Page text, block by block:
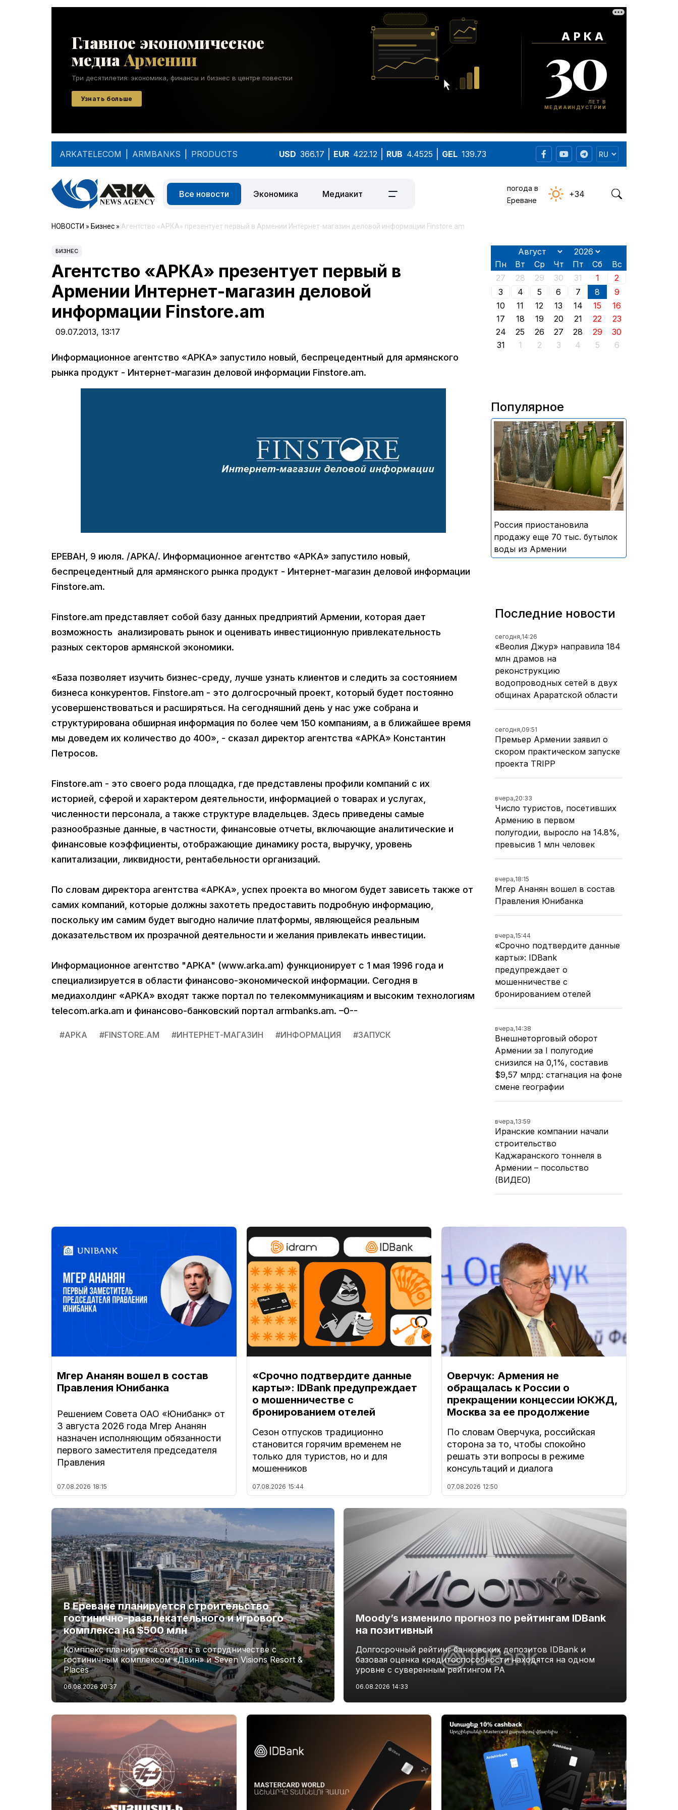
ARKATELECOM ARMBANKS PRODUCTS USD 366.17 EUR 422.12 RUB 4.4525 GEL 139.73
Все новости Экономика Медиакит
погода в
Ереване
+34
НОВОСТИ » Бизнес » Агентство «АРКА» презентует первый в Армении Интернет-магазин деловой информации Finstore.am
БИЗНЕС
Агентство «АРКА» презентует первый в
Армении Интернет-магазин деловой
информации Finstore.am
09.07.2013, 13:17
Информационное агентство «АРКА» запустило новый, беспрецедентный для армянского
рынка продукт - Интернет-магазин деловой информации Finstore.am.
ЕРЕВАН, 9 июля. /АРКА/. Информационное агентство «АРКА» запустило новый,
беспрецедентный для армянского рынка продукт - Интернет-магазин деловой информации
Finstore.am.
Finstore.am представляет собой базу данных предприятий Армении, которая дает
возможность анализировать рынок и оценивать инвестиционную привлекательность
разных секторов армянской экономики.
«База позволяет изучить бизнес-среду, лучше узнать клиентов и следить за состоянием
бизнеса конкурентов. Finstore.am - это долгосрочный проект, который будет постоянно
усовершенствоваться и расширяться. На сегодняшний день у нас уже собрана и
структурирована обширная информация по более чем 150 компаниям, а в ближайшее время
мы доведем их количество до 400», - сказал директор агентства «АРКА» Константин
Петросов.
Finstore.am - это своего рода площадка, где представлены профили компаний с их
историей, сферой и характером деятельности, информацией о товарах и услугах,
численности персонала, а также структуре владельцев. Здесь приведены самые
разнообразные данные, в частности, финансовые отчеты, включающие аналитические и
финансовые коэффициенты, отображающие динамику роста, выручку, уровень
капитализации, ликвидности, рентабельности организаций.
По словам директора агентства «АРКА», успех проекта во многом будет зависеть также от
самих компаний, которые должны захотеть предоставить подробную информацию,
поскольку им самим будет выгодно наличие платформы, являющейся реальным
доказательством их прозрачной деятельности и желания привлекать инвестиции.
Информационное агентство "АРКА" (www.arka.am) функционирует с 1 мая 1996 года и
специализируется в области финансово-экономической информации. Сегодня в
медиахолдинг «АРКА» входят также портал по телекоммуникациям и высоким технологиям
teleсom.arka.am и финансово-банковcкий портал armbanks.am. –0--
#АРКА #FINSTORE.AM #ИНТЕРНЕТ-МАГАЗИН #ИНФОРМАЦИЯ #ЗАПУСК
Пн Вт Ср Чт Пт Сб
Вс
27
28 29 30 31 1
2
3
4 5 6 7 8
9
10
11 12 13 14 15
16
17
18 19 20 21 22
23
24
25 26 27 28 29
30
31
1 2 3 4 5 6
Популярное
В России приостановили
продажу более 70 тыс.
бутылок питьевой воды и
безалкогольных напитков
армянского производства
Россия приостановила
продажу еще 70 тыс. бутылок
воды из Армении
Последние новости
сегодня,14:26
«Веолия Джур» направила 184
млн драмов на
реконструкцию
водопроводных сетей в двух
общинах Араратской области
сегодня,09:51
Премьер Армении заявил о
скором практическом запуске
проекта TRIPP
вчера,20:33
Число туристов, посетивших
Армению в первом
полугодии, выросло на 14.8%,
превысив 1 млн человек
вчера,18:15
Мгер Ананян вошел в состав
Правления Юнибанка
вчера,15:44
«Срочно подтвердите данные
карты»: IDBank
предупреждает о
мошенничестве с
бронированием отелей
вчера,14:38
Внешнеторговый оборот
Армении за I полугодие
снизился на 0,1%, составив
$9,57 млрд: стагнация на фоне
смене географии
вчера,13:59
Иранские компании начали
строительство
Каджаранского тоннеля в
Армении – посольство
(ВИДЕО)
Мгер Ананян вошел в состав
Правления Юнибанка
Решением Совета ОАО «Юнибанк» от
3 августа 2026 года Мгер Ананян
назначен исполняющим обязанности
первого заместителя председателя
Правления
07.08.2026 18:15
«Срочно подтвердите данные
карты»: IDBank предупреждает
о мошенничестве с
бронированием отелей
Сезон отпусков традиционно
становится горячим временем не
только для туристов, но и для
мошенников
07.08.2026 15:44
Оверчук: Армения не
обращалась к России о
прекращении концессии ЮКЖД,
Москва за ее продолжение
По словам Оверчука, российская
сторона за то, чтобы спокойно
решать эти вопросы в режиме
консультаций и диалога
07.08.2026 12:50
В Ереване планируется строительство
гостинично-развлекательного и игрового
комплекса на $500 млн
Комппекс планируется создать в сотрудничестве с
гостиничным комплексом «Двин» и Seven Visions Resort &
Places
06.08.2026 20:37
Moody’s изменило прогноз по рейтингам IDBank
на позитивный
Долгосрочный рейтинг банковских депозитов IDBank и
базовая оценка кредитоспособности находятся на одном
уровне с суверенным рейтингом РА
06.08.2026 14:33